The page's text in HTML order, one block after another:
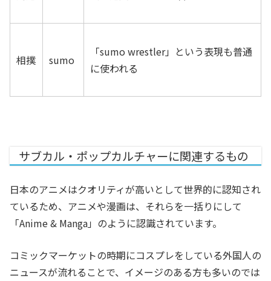
相撲 sumo
「sumo wrestler」という表現も普通
に使われる
サブカル・ポップカルチャーに関連するもの
日本のアニメはクオリティが高いとして世界的に認知され
ているため、アニメや漫画は、それらを一括りにして
「Anime & Manga」のように認識されています。
コミックマーケットの時期にコスプレをしている外国人の
ニュースが流れることで、イメージのある方も多いのでは